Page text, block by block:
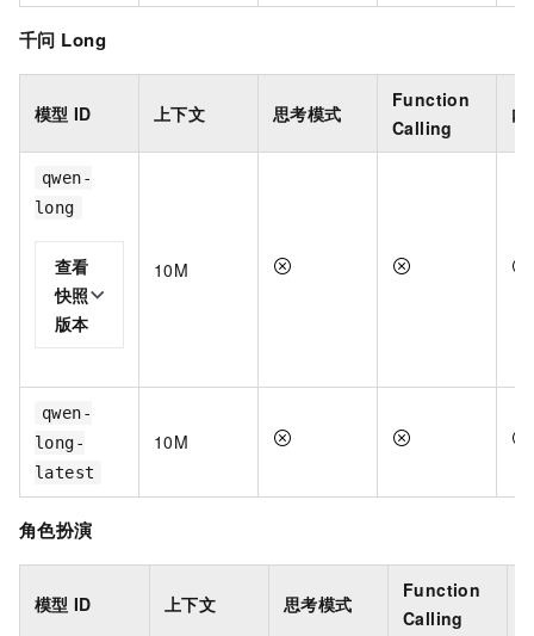
千问 Long
模型 ID 上下文 思考模式
Function
Calling
内
qwen-
long
查看
快照
版本
10M
qwen-
long-
latest
10M
角色扮演
模型 ID 上下文 思考模式
Function
Calling